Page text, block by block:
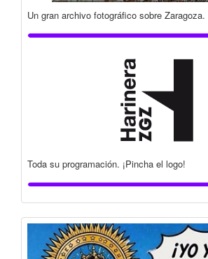
Un gran archivo fotográfico sobre Zaragoza.
Toda su programación. ¡Pincha el logo!